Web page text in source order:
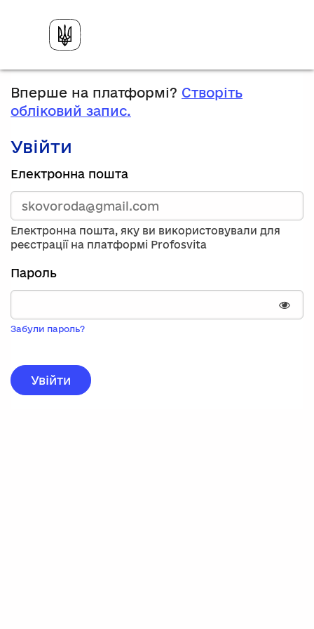
Вперше на платформі? Створіть
обліковий запис.
Увійти
Зареєструйтесь,
використавши
електронну
адресу
та
пароль.
Якщо
вас
немає
запису,
натисніть
реєстрації.
Електронна пошта
Електронна пошта, яку ви використовували для
реєстрації на платформі Profosvita
Пароль
Забули пароль?
Увійти